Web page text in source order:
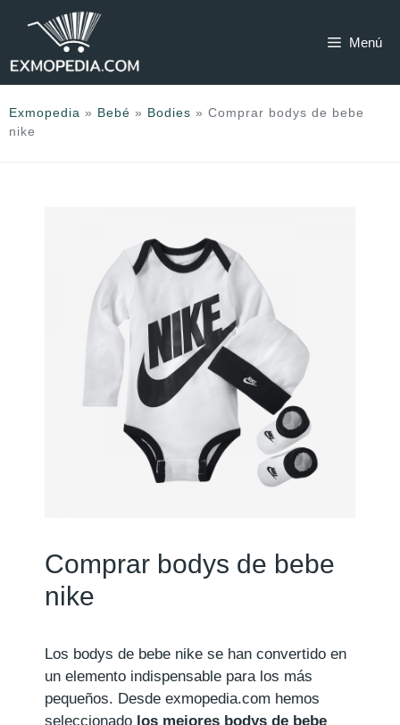
Menú
Exmopedia » Bebé » Bodies » Comprar bodys de bebe
nike
Comprar bodys de bebe
nike
Los bodys de bebe nike se han convertido en
un elemento indispensable para los más
pequeños. Desde exmopedia.com hemos
seleccionado los mejores bodys de bebe